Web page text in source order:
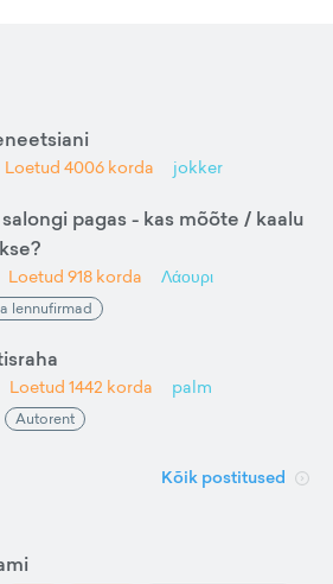
Loetud 4006 korda jokker
pagas - kas mõõte / kaalu
Loetud 918 korda Λάουρι
lennufirmad
Loetud 1442 korda palm
Autorent
Kõik postitused